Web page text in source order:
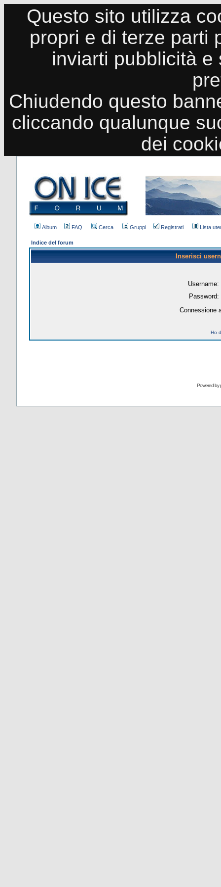
Questo sito utilizza
propri e di terze parti
inviarti pubblicità
Chiudendo questo
cliccando qualunque
dei
Album FAQ Cerca Gruppi Registrati Lista
Indice del forum
Inserisci
Username:
Password:
Connessione
Ho
Powered by